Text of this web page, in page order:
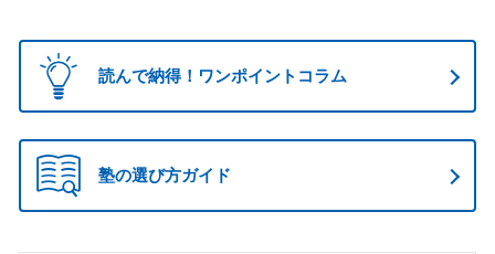
読んで納得！ワンポイントコラム
塾の選び方ガイド